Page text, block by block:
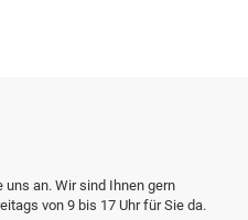
uns an. Wir sind Ihnen gern
von 9 bis 17 Uhr für Sie da.